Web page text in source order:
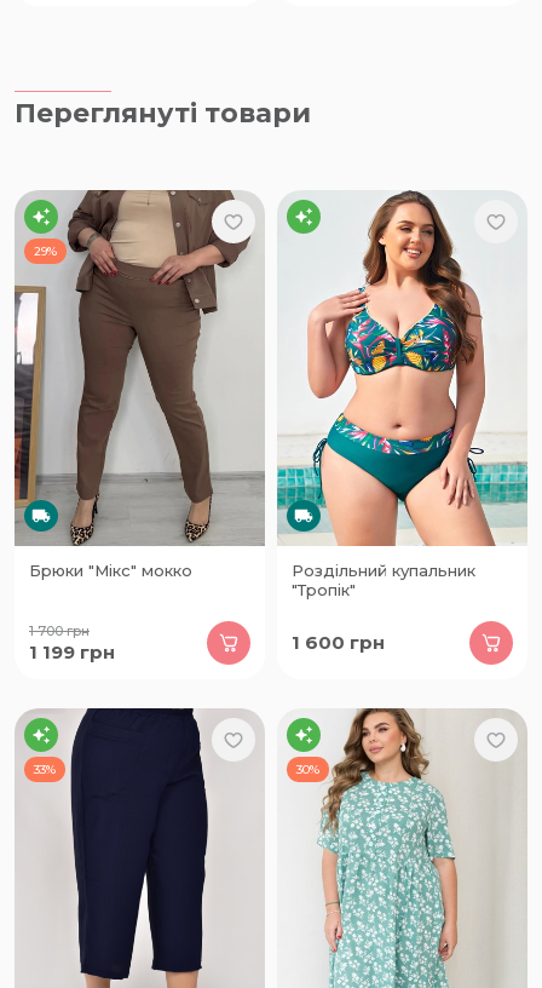
Переглянуті товари
29%
Брюки "Мікс" мокко
1 700грн
1 199 грн
Роздільний купальник
"Тропік"
1 600 грн
33% 30%